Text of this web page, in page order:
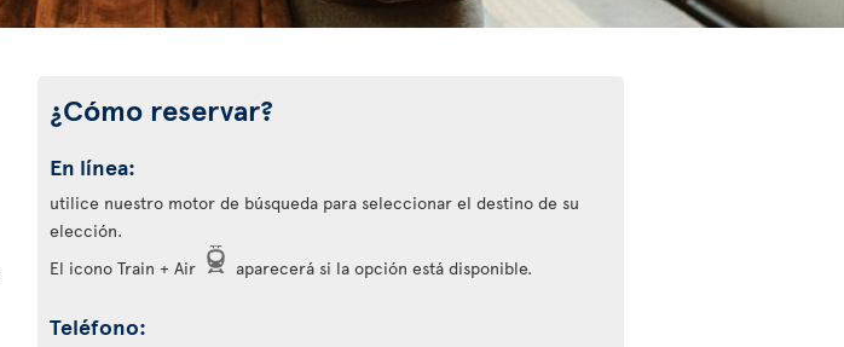
¿Cómo reservar?
En línea:
utilice nuestro motor de búsqueda para seleccionar el destino de su
elección.
El icono Train + Air
aparecerá si la opción está disponible.
Teléfono: